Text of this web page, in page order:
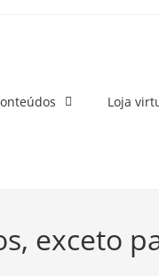
Loja
exceto